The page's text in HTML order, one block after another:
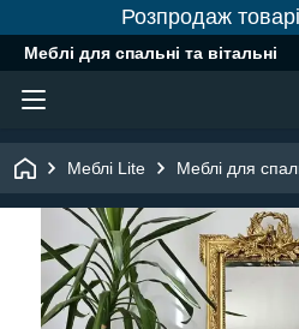
Розпродаж
Меблі для спальні та вітальні
Меблі Lite Меблі для